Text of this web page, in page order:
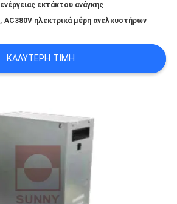
ενέργειας εκτάκτου ανάγκης
,AC380V ηλεκτρικά μέρη ανελκυστήρων
ΚΑΛΎΤΕΡΗ ΤΙΜΉ